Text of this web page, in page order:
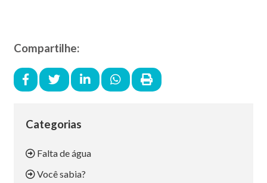
Compartilhe:
Categorias
Falta de água
Você sabia?